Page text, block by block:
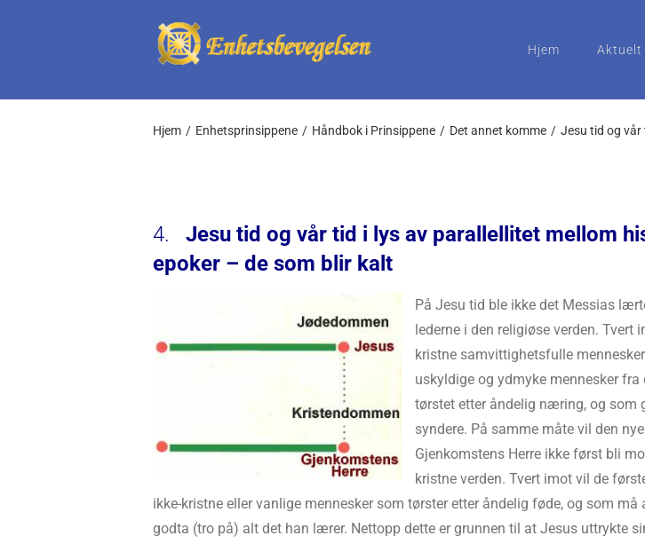
Hjem Aktuelt
Hjem Enhetsprinsippene Håndbok i Prinsippene Det annet komme Jesu tid og vår
4.
Jesu tid og vår tid i lys av parallellitet mellom
epoker – de som blir kalt
På Jesu tid ble ikke det Messias
lederne i den religiøse verden. Tvert
kristne samvittighetsfulle
uskyldige og ydmyke mennesker fra
tørstet etter åndelig næring, og som
syndere. På samme måte vil den
Gjenkomstens Herre ikke først bli
kristne verden. Tvert imot vil de
ikke-kristne eller vanlige mennesker som tørster etter åndelig føde, og som må
godta (tro på) alt det han lærer. Nettopp dette er grunnen til at Jesus uttrykte